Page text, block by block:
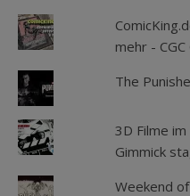
mehr -
The
3D Filme
Gimmick
Weekend